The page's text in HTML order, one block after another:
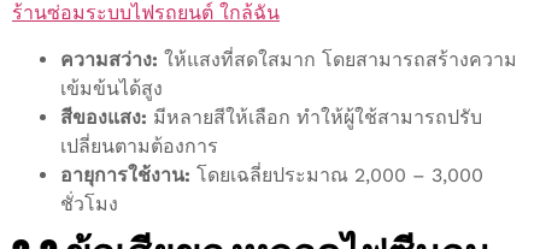
ร้านซ่อมระบบไฟรถยนต์ ใกล้ฉัน
ความสว่าง: ให้แสงที่สดใสมาก โดยสามารถสร้างความ
เข้มข้นได้สูง
สีของแสง: มีหลายสีให้เลือก ทำให้ผู้ใช้สามารถปรับ
เปลี่ยนตามต้องการ
อายุการใช้งาน: โดยเฉลี่ยประมาณ 2,000 – 3,000
ชั่วโมง